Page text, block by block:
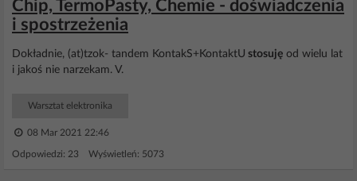
Chip, TermoPasty, Chemie - doświadczenia
i spostrzeżenia
Dokładnie, (at)tzok- tandem KontakS+KontaktU stosuję od wielu lat
i jakoś nie narzekam. V.
Warsztat elektronika
08 Mar 2021 22:46
Odpowiedzi: 23 Wyświetleń: 5073